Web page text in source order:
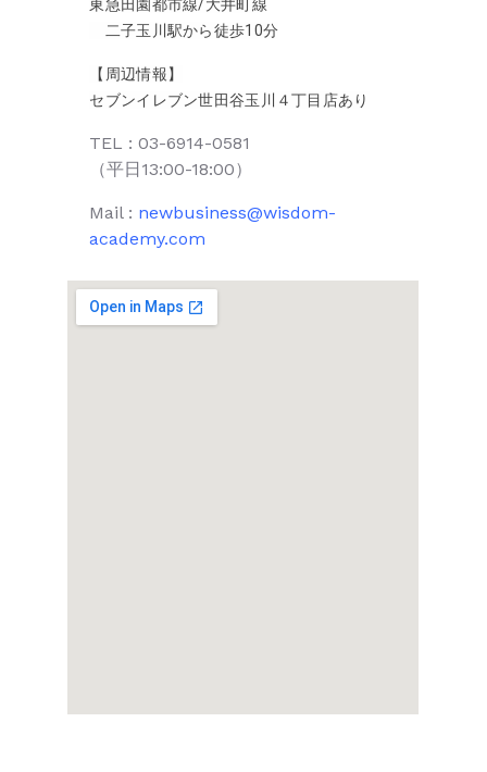
東急田園都市線/大井町線
二子玉川駅から徒歩10分
【周辺情報】
セブンイレブン世田谷玉川４丁目店あり
TEL : 03-6914-0581
（平日13:00-18:00）
Mail : newbusiness@wisdom-
academy.com